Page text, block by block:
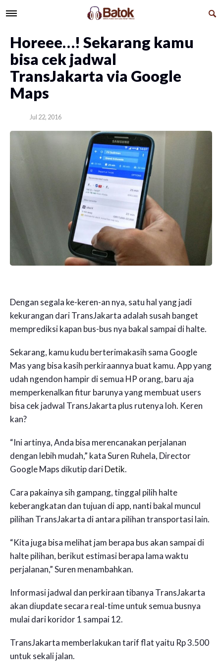
Horeee…! Sekarang kamu
bisa cek jadwal
TransJakarta via Google
Maps
Jul 22, 2016
Dengan segala ke-keren-an nya, satu hal yang jadi
kekurangan dari TransJakarta adalah susah banget
memprediksi kapan bus-bus nya bakal sampai di halte.
Sekarang, kamu kudu berterimakasih sama Google
Mas yang bisa kasih perkiraannya buat kamu. App yang
udah ngendon hampir di semua HP orang, baru aja
memperkenalkan fitur barunya yang membuat users
bisa cek jadwal TransJakarta plus rutenya loh. Keren
kan?
“Ini artinya, Anda bisa merencanakan perjalanan
dengan lebih mudah,” kata Suren Ruhela, Director
Google Maps dikutip dariDetik.
Cara pakainya sih gampang, tinggal pilih halte
keberangkatan dan tujuan di app, nanti bakal muncul
pilihan TransJakarta di antara pilihan transportasi lain.
“Kita juga bisa melihat jam berapa bus akan sampai di
halte pilihan, berikut estimasi berapa lama waktu
perjalanan,” Suren menambahkan.
Informasi jadwal dan perkiraan tibanya TransJakarta
akan diupdate secara real-time untuk semua busnya
mulai dari koridor 1 sampai 12.
TransJakarta memberlakukan tarif flat yaitu Rp 3.500
untuk sekali jalan.